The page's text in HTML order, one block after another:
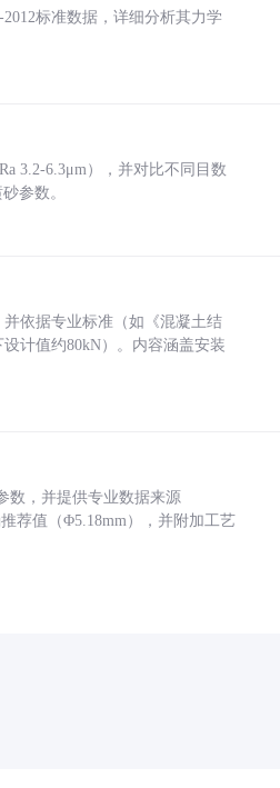
标准数据，详细分析其力学
3.2-6.3μm），并对比不同目数
参数。
依据专业标准（如《混凝土结
计值约80kN）。内容涵盖安装
数，并提供专业数据来源
荐值（Φ5.18mm），并附加工艺